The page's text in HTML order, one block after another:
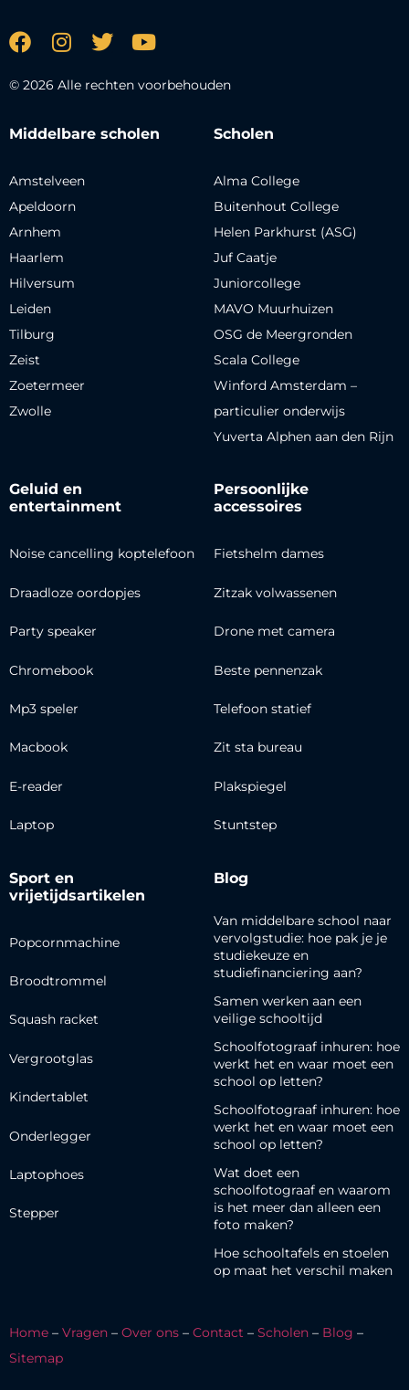
© 2026 Alle rechten voorbehouden
Middelbare scholen
Amstelveen
Apeldoorn
Arnhem
Haarlem
Hilversum
Leiden
Tilburg
Zeist
Zoetermeer
Zwolle
Scholen
Alma College
Buitenhout College
Helen Parkhurst (ASG)
Juf Caatje
Juniorcollege
MAVO Muurhuizen
OSG de Meergronden
Scala College
Winford Amsterdam –
particulier onderwijs
Yuverta Alphen aan den Rijn
Geluid en
entertainment
Noise cancelling koptelefoon
Draadloze oordopjes
Party speaker
Chromebook
Mp3 speler
Macbook
E-reader
Laptop
Persoonlijke
accessoires
Fietshelm dames
Zitzak volwassenen
Drone met camera
Beste pennenzak
Telefoon statief
Zit sta bureau
Plakspiegel
Stuntstep
Sport en
vrijetijdsartikelen
Popcornmachine
Broodtrommel
Squash racket
Vergrootglas
Kindertablet
Onderlegger
Laptophoes
Stepper
Blog
Van middelbare school naar
vervolgstudie: hoe pak je je
studiekeuze en
studiefinanciering aan?
Samen werken aan een
veilige schooltijd
Schoolfotograaf inhuren: hoe
werkt het en waar moet een
school op letten?
Schoolfotograaf inhuren: hoe
werkt het en waar moet een
school op letten?
Wat doet een
schoolfotograaf en waarom
is het meer dan alleen een
foto maken?
Hoe schooltafels en stoelen
op maat het verschil maken
Home – Vragen – Over ons – Contact – Scholen – Blog –
Sitemap